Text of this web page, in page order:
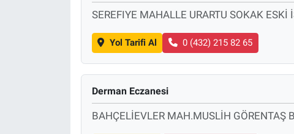
SEREFIYE MAHALLE URARTU SOKAK ESKİ
Yol Tarifi Al 0 (432) 215 82 65
Derman Eczanesi
BAHÇELİEVLER MAH.MUSLİH GÖRENTAŞ